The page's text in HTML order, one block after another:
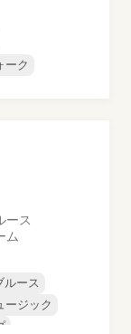
ーク
ース
ム
ルース
ージック